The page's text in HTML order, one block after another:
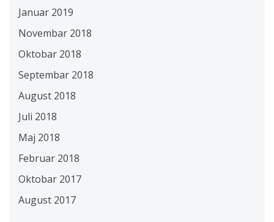
Januar 2019
Novembar 2018
Oktobar 2018
Septembar 2018
August 2018
Juli 2018
Maj 2018
Februar 2018
Oktobar 2017
August 2017